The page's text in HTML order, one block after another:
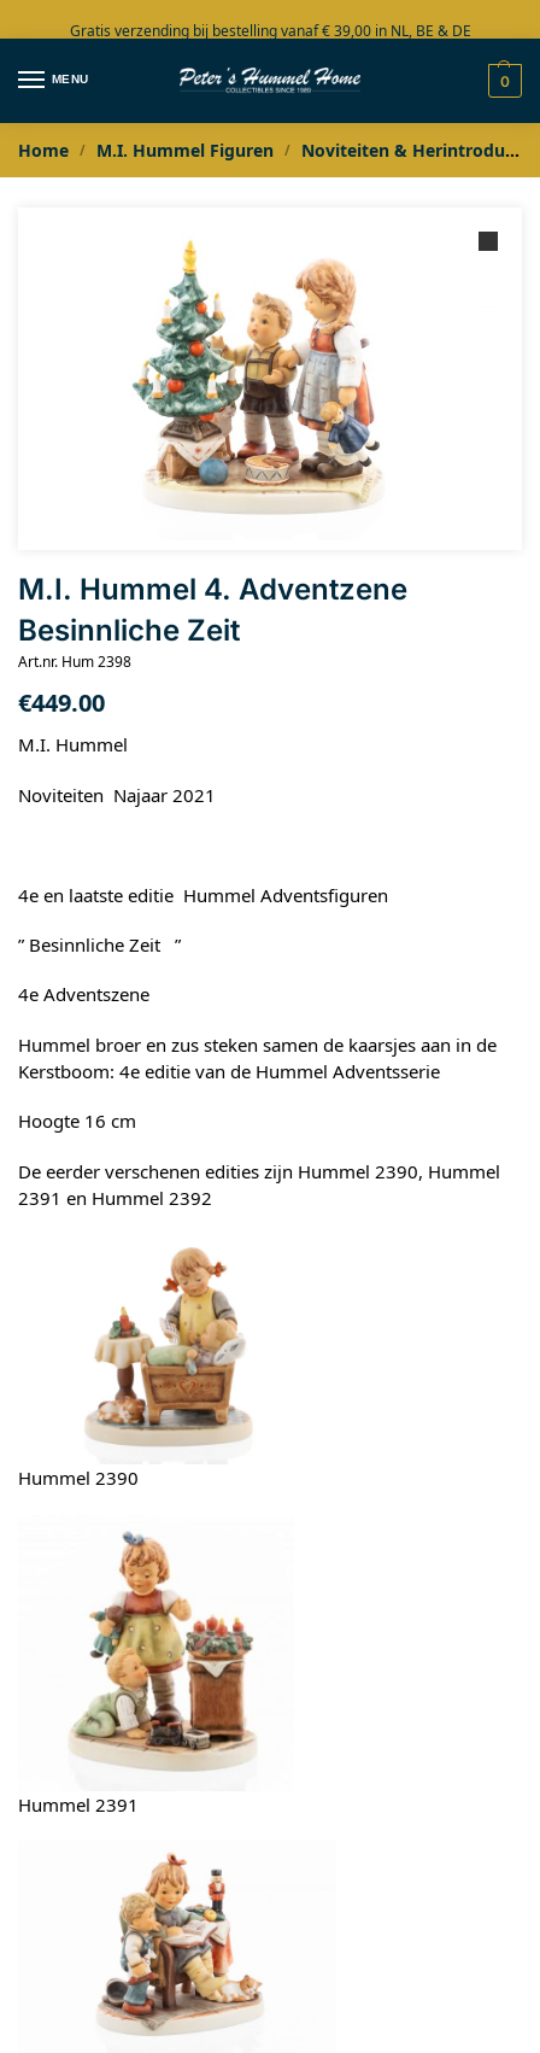
Gratis verzending bij bestelling vanaf € 39,00 in NL, BE & DE
Grote collectie in voorraad
MENU 0
Home / M.I. Hummel Figuren / Noviteiten & Herintroducties
M.I. Hummel 4. Adventzene
Besinnliche Zeit
Art.nr. Hum 2398
€449.00
M.I. Hummel
Noviteiten Najaar 2021
4e en laatste editie Hummel Adventsfiguren
” Besinnliche Zeit ”
4e Adventszene
Hummel broer en zus steken samen de kaarsjes aan in de
Kerstboom: 4e editie van de Hummel Adventsserie
Hoogte 16 cm
De eerder verschenen edities zijn Hummel 2390, Hummel
2391 en Hummel 2392
Hummel 2390
Hummel 2391